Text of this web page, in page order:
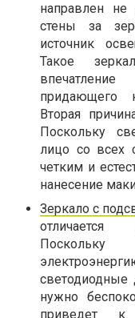
направлен
стены за
источник
Такое
придающего
Вторая
Поскольку
лицо со всех
четким и
нанесение
Зеркало с
отличается
нужно
приведет